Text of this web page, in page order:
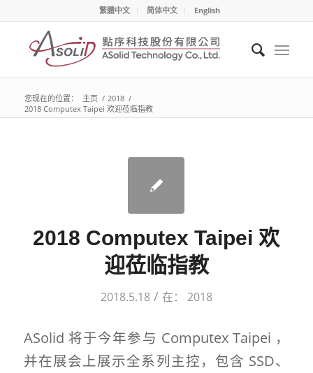
繁體中文 简体中文 English
您现在的位置： 主页 / 2018 /
2018 Computex Taipei 欢迎莅临指教
2018 Computex Taipei 欢
迎莅临指教
2018.5.18 / 在： 2018
ASolid 将于今年参与 Computex Taipei ，
并在展会上展示全系列主控，包含 SSD、